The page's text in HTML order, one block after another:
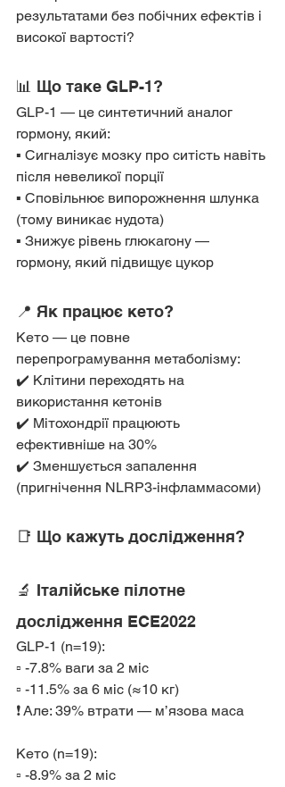
результатами без побічних ефектів і
високої вартості?
📊 Що таке GLP-1?
GLP-1 — це синтетичний аналог
гормону, який:
▪️ Сигналізує мозку про ситість навіть
після невеликої порції
▪️ Сповільнює випорожнення шлунка
(тому виникає нудота)
▪️ Знижує рівень глюкагону —
гормону, який підвищує цукор
📍 Як працює кето?
Кето — це повне
перепрограмування метаболізму:
✔️ Клітини переходять на
використання кетонів
✔️ Мітохондрії працюють
ефективніше на 30%
✔️ Зменшується запалення
(пригнічення NLRP3-інфламмасоми)
📑 Що кажуть дослідження?
🔬 Італійське пілотне
дослідження ECE2022
GLP-1 (n=19):
▫️ -7.8% ваги за 2 міс
▫️ -11.5% за 6 міс (≈10 кг)
❗️ Але: 39% втрати — м’язова маса
Кето (n=19):
▫️ -8.9% за 2 міс